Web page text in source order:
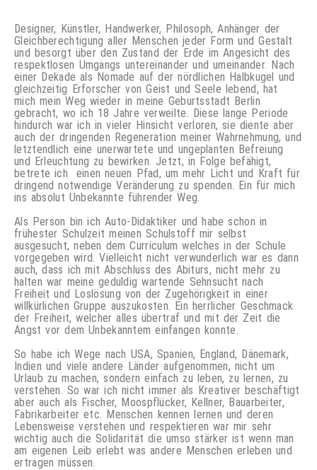
Designer, Künstler, Handwerker, Philosoph, Anhänger der
Gleichberechtigung aller Menschen jeder Form und Gestalt
und besorgt über den Zustand der Erde im Angesicht des
respektlosen Umgangs untereinander und umeinander. Nach
einer Dekade als Nomade auf der nördlichen Halbkugel und
gleichzeitig Erforscher von Geist und Seele lebend, hat
mich mein Weg wieder in meine Geburtsstadt Berlin
gebracht, wo ich 18 Jahre verweilte. Diese lange Periode
hindurch war ich in vieler Hinsicht verloren, sie diente aber
auch der dringenden Regeneration meiner Wahrnehmung, und
letztendlich eine unerwartete und ungeplanten Befreiung
und Erleuchtung zu bewirken. Jetzt, in Folge befähigt,
betrete ich einen neuen Pfad, um mehr Licht und Kraft für
dringend notwendige Veränderung zu spenden. Ein für mich
ins absolut Unbekannte führender Weg.
Als Person bin ich Auto-Didaktiker und habe schon in
frühester Schulzeit meinen Schulstoff mir selbst
ausgesucht, neben dem Curriculum welches in der Schule
vorgegeben wird. Vielleicht nicht verwunderlich war es dann
auch, dass ich mit Abschluss des Abiturs, nicht mehr zu
halten war meine geduldig wartende Sehnsucht nach
Freiheit und Loslösung von der Zugehörigkeit in einer
willkürlichen Gruppe auszukosten. Ein herrlicher Geschmack
der Freiheit, welcher alles übertraf und mit der Zeit die
Angst vor dem Unbekanntem einfangen konnte.
So habe ich Wege nach USA, Spanien, England, Dänemark,
Indien und viele andere Länder aufgenommen, nicht um
Urlaub zu machen, sondern einfach zu leben, zu lernen, zu
verstehen. So war ich nicht immer als Kreativer beschäftigt
aber auch als Fischer, Moospflücker, Kellner, Bauarbeiter,
Fabrikarbeiter etc. Menschen kennen lernen und deren
Lebensweise verstehen und respektieren war mir sehr
wichtig auch die Solidarität die umso stärker ist wenn man
am eigenen Leib erlebt was andere Menschen erleben und
ertragen müssen.